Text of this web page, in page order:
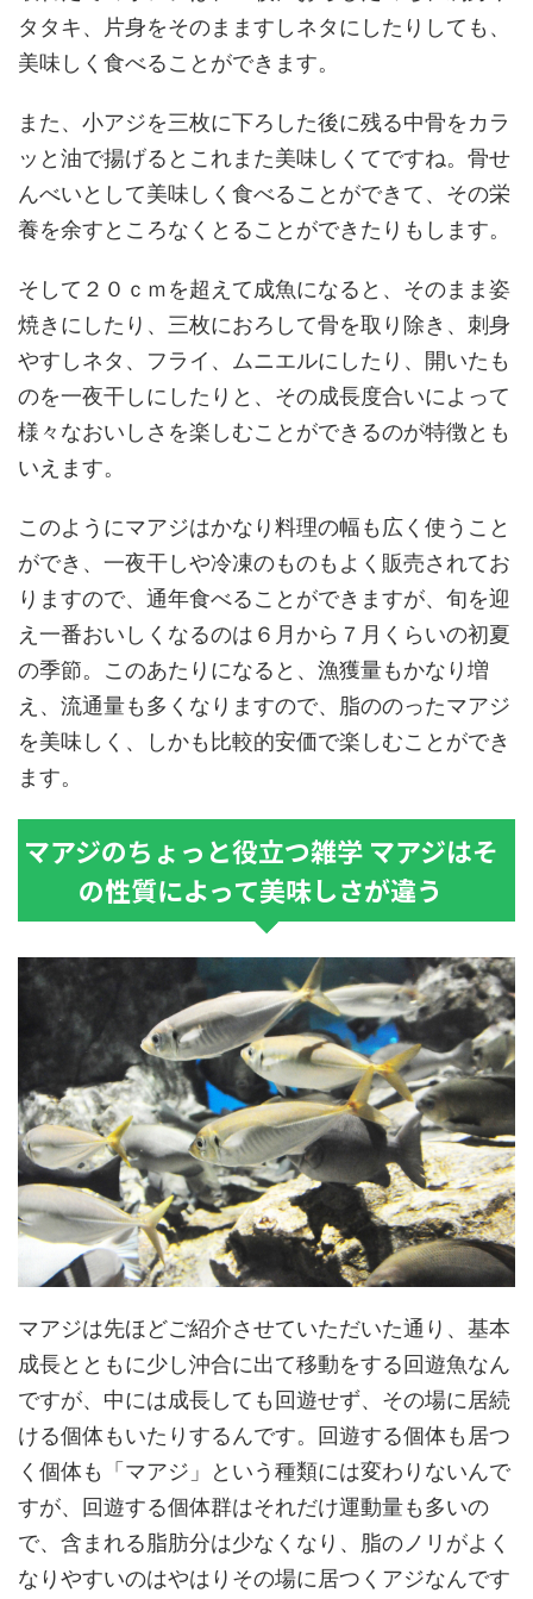
タタキ、片身をそのまますしネタにしたりしても、
美味しく食べることができます。
また、小アジを三枚に下ろした後に残る中骨をカラ
ッと油で揚げるとこれまた美味しくてですね。骨せ
んべいとして美味しく食べることができて、その栄
養を余すところなくとることができたりもします。
そして２０ｃｍを超えて成魚になると、そのまま姿
焼きにしたり、三枚におろして骨を取り除き、刺身
やすしネタ、フライ、ムニエルにしたり、開いたも
のを一夜干しにしたりと、その成長度合いによって
様々なおいしさを楽しむことができるのが特徴とも
いえます。
このようにマアジはかなり料理の幅も広く使うこと
ができ、一夜干しや冷凍のものもよく販売されてお
りますので、通年食べることができますが、旬を迎
え一番おいしくなるのは６月から７月くらいの初夏
の季節。このあたりになると、漁獲量もかなり増
え、流通量も多くなりますので、脂ののったマアジ
を美味しく、しかも比較的安価で楽しむことができ
ます。
マアジのちょっと役立つ雑学 マアジはそ
の性質によって美味しさが違う
マアジは先ほどご紹介させていただいた通り、基本
成長とともに少し沖合に出て移動をする回遊魚なん
ですが、中には成長しても回遊せず、その場に居続
ける個体もいたりするんです。回遊する個体も居つ
く個体も「マアジ」という種類には変わりないんで
すが、回遊する個体群はそれだけ運動量も多いの
で、含まれる脂肪分は少なくなり、脂のノリがよく
なりやすいのはやはりその場に居つくアジなんです